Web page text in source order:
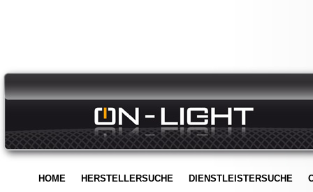
HOME HERSTELLERSUCHE DIENSTLEISTERSUCHE